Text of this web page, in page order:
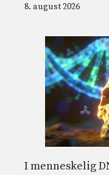
8. august 2026
I menneskelig